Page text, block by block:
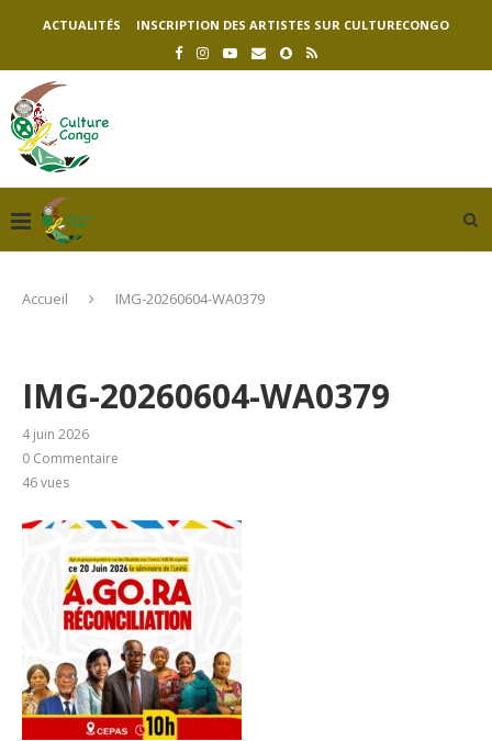
ACTUALITÉS INSCRIPTION DES ARTISTES SUR CULTURECONGO
Accueil IMG-20260604-WA0379
IMG-20260604-WA0379
4 juin 2026
0 Commentaire
46vues